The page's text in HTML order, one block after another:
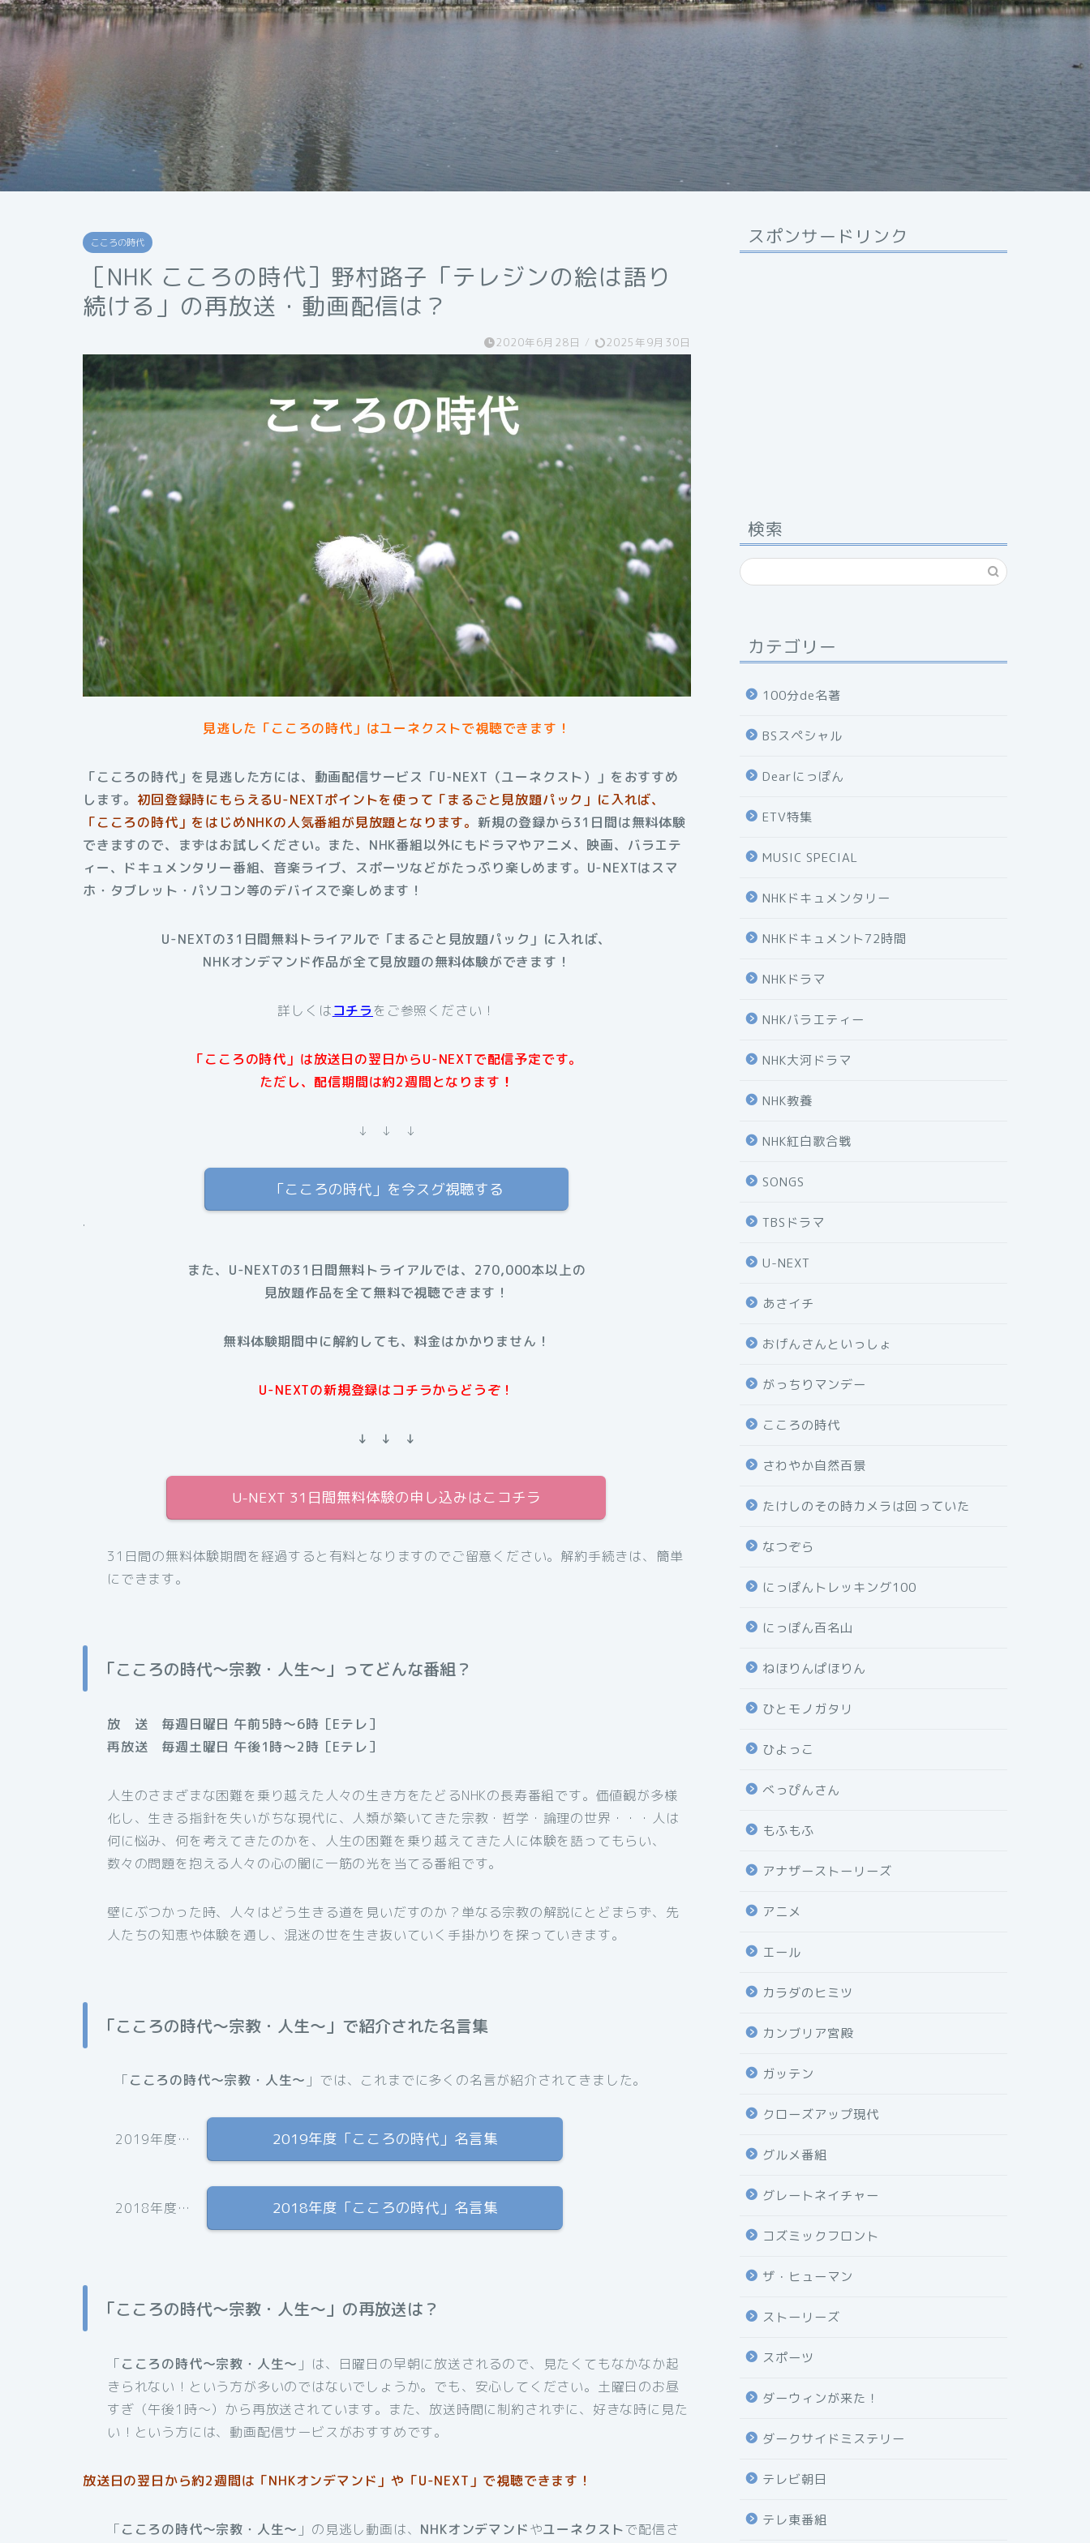
こころの時代
［NHK こころの時代］野村路子「テレジンの絵は語り
続ける」の再放送・動画配信は？
2020年6月28日 / 2025年9月30日
見逃した「こころの時代」はユーネクストで視聴できます！
「こころの時代」を見逃した方には、動画配信サービス「U-NEXT（ユーネクスト）」をおすすめ
します。 初回登録時にもらえるU-NEXTポイントを使って「まるごと見放題パック」に入れば、
「こころの時代」をはじめNHKの人気番組が見放題となります。 新規の登録から31日間は無料体験
できますので、まずはお試しください。また、NHK番組以外にもドラマやアニメ、映画、バラエテ
ィー、ドキュメンタリー番組、音楽ライブ、スポーツなどがたっぷり楽しめます。 U-NEXTはスマ
ホ・タブレット・パソコン等のデバイスで楽しめます！
U-NEXTの31日間無料トライアルで「まるごと見放題パック」に入れば、
NHKオンデマンド作品が全て見放題の無料体験ができます！
詳しくはコチラをご参照ください！
「こころの時代」は放送日の翌日からU-NEXTで配信予定です。
ただし、配信期間は約2週間となります ！
↓ ↓ ↓
「こころの時代」を今スグ視聴する
.
また、U-NEXTの31日間無料トライアルでは、270,000本以上の
見放題作品を全て無料で視聴できます！
無料体験期間中に解約しても、料金はかかりません！
U-NEXTの新規登録はコチラからどうぞ！
↓ ↓ ↓
U-NEXT 31日間無料体験の申し込みはこコチラ
31日間の無料体験期間を経過すると有料となりますのでご留意ください。解約手続きは、簡単
にできます。
「こころの時代〜宗教・人生〜」ってどんな番組？
放 送 毎週日曜日 午前5時〜6時［Eテレ］
再放送 毎週土曜日 午後1時〜2時［Eテレ］
人生のさまざまな困難を乗り越えた人々の生き方をたどるNHKの長寿番組です。価値観が多様
化し、生きる指針を失いがちな現代に、人類が築いてきた宗教・哲学・論理の世界・・・人は
何に悩み、何を考えてきたのかを、人生の困難を乗り越えてきた人に体験を語ってもらい、
数々の問題を抱える人々の心の闇に一筋の光を当てる番組です。
壁にぶつかった時、人々はどう生きる道を見いだすのか？単なる宗教の解説にとどまらず、先
人たちの知恵や体験を通し、混迷の世を生き抜いていく手掛かりを探っていきます。
「こころの時代〜宗教・人生〜」で紹介された名言集
「こころの時代〜宗教・人生〜 」では、これまでに多くの名言が紹介されてきました。
2019年度… 2019年度「こころの時代」名言集
2018年度… 2018年度「こころの時代」名言集
「こころの時代〜宗教・人生〜」の再放送は？
「こころの時代〜宗教・人生〜 」は、日曜日の早朝に放送されるので、見たくてもなかなか起
きられない！という方が多いのではないでしょうか。でも、安心してください。土曜日のお昼
すぎ（午後1時〜）から再放送されています。また、放送時間に制約されずに、好きな時に見た
い！という方には、動画配信サービスがおすすめです。
放送日の翌日から約2週間は「NHKオンデマンド」や「U-NEXT」で視聴できます！
「こころの時代〜宗教・人生〜 」の見逃し動画は、 NHKオンデマンドやユーネクストで配信さ
スポンサードリンク
検索
カテゴリー
100分de名著
BSスペシャル
Dearにっぽん
ETV特集
MUSIC SPECIAL
NHKドキュメンタリー
NHKドキュメント72時間
NHKドラマ
NHKバラエティー
NHK大河ドラマ
NHK教養
NHK紅白歌合戦
SONGS
TBSドラマ
U-NEXT
あさイチ
おげんさんといっしょ
がっちりマンデー
こころの時代
さわやか自然百景
たけしのその時カメラは回っていた
なつぞら
にっぽんトレッキング100
にっぽん百名山
ねほりんぱほりん
ひとモノガタリ
ひよっこ
べっぴんさん
もふもふ
アナザーストーリーズ
アニメ
エール
カラダのヒミツ
カンブリア宮殿
ガッテン
クローズアップ現代
グルメ番組
グレートネイチャー
コズミックフロント
ザ・ヒューマン
ストーリーズ
スポーツ
ダーウィンが来た！
ダークサイドミステリー
テレビ朝日
テレ東番組